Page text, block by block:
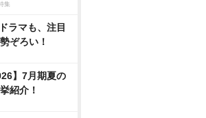
集
ラマも、注目
ぞろい！
】7月期夏の
紹介！